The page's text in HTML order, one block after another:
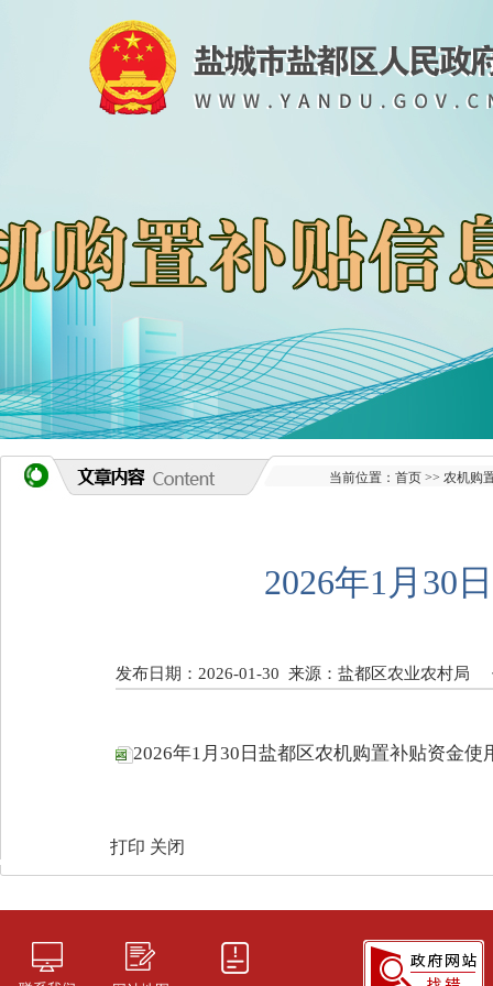
当前位置： 首页 >> 农机购
2026年1月30
发布日期：2026-01-30 来源：盐都区农业农村局
2026年1月30日盐都区农机购置补贴资金使
打印 关闭